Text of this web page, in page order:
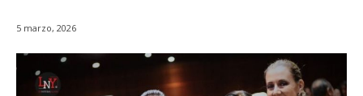
5 marzo, 2026